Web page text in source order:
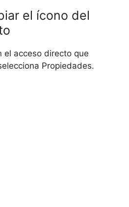
el ícono del
el acceso directo que
Propiedades.